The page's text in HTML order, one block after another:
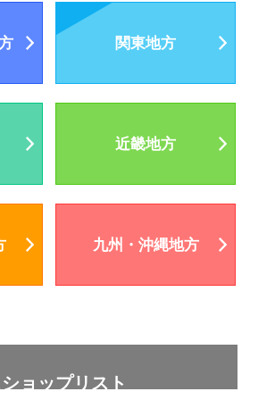
関東地方
近畿地方
九州・沖縄地方
ョップリスト